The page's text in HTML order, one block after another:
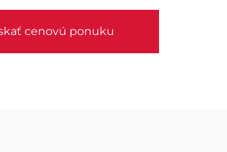
cenovú ponuku